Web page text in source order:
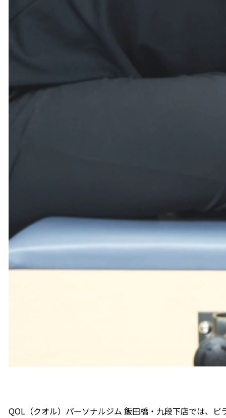
QOL（クオル）パーソナルジム 飯田橋・九段下店では、